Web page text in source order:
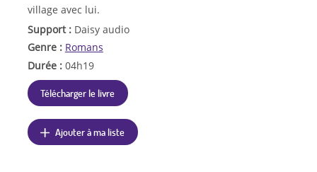
village avec lui.
Support : Daisy audio
Genre : Romans
Durée : 04h19
Télécharger le livre
Ajouter à ma liste